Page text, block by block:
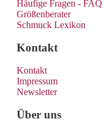
Häufige Fragen - FAQ
Größenberater
Schmuck Lexikon
Kontakt
Kontakt
Impressum
Newsletter
Über uns